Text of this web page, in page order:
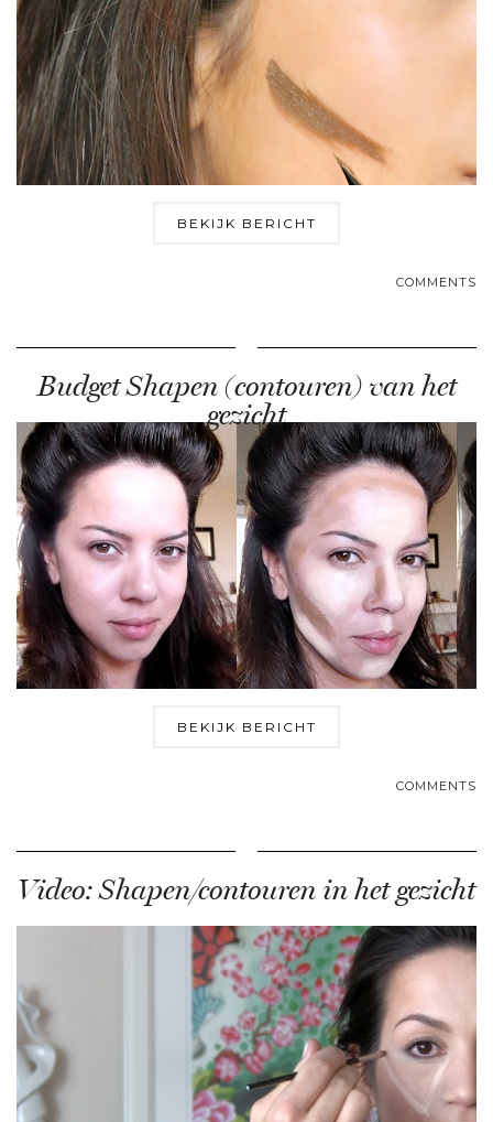
BEKIJK BERICHT
COMMENTS
Budget Shapen (contouren) van het
gezicht
BEKIJK BERICHT
COMMENTS
Video: Shapen/contouren in het gezicht